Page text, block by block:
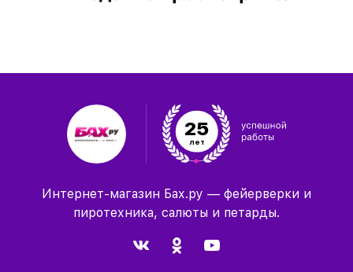
25
лет
Интернет-магазин Бах.ру — фейерверки и
пиротехника, салюты и петарды.